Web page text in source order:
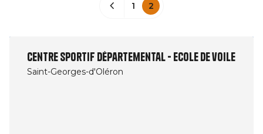
1 2
Centre sportif départemental - Ecole de voile
Saint-Georges-d'Oléron